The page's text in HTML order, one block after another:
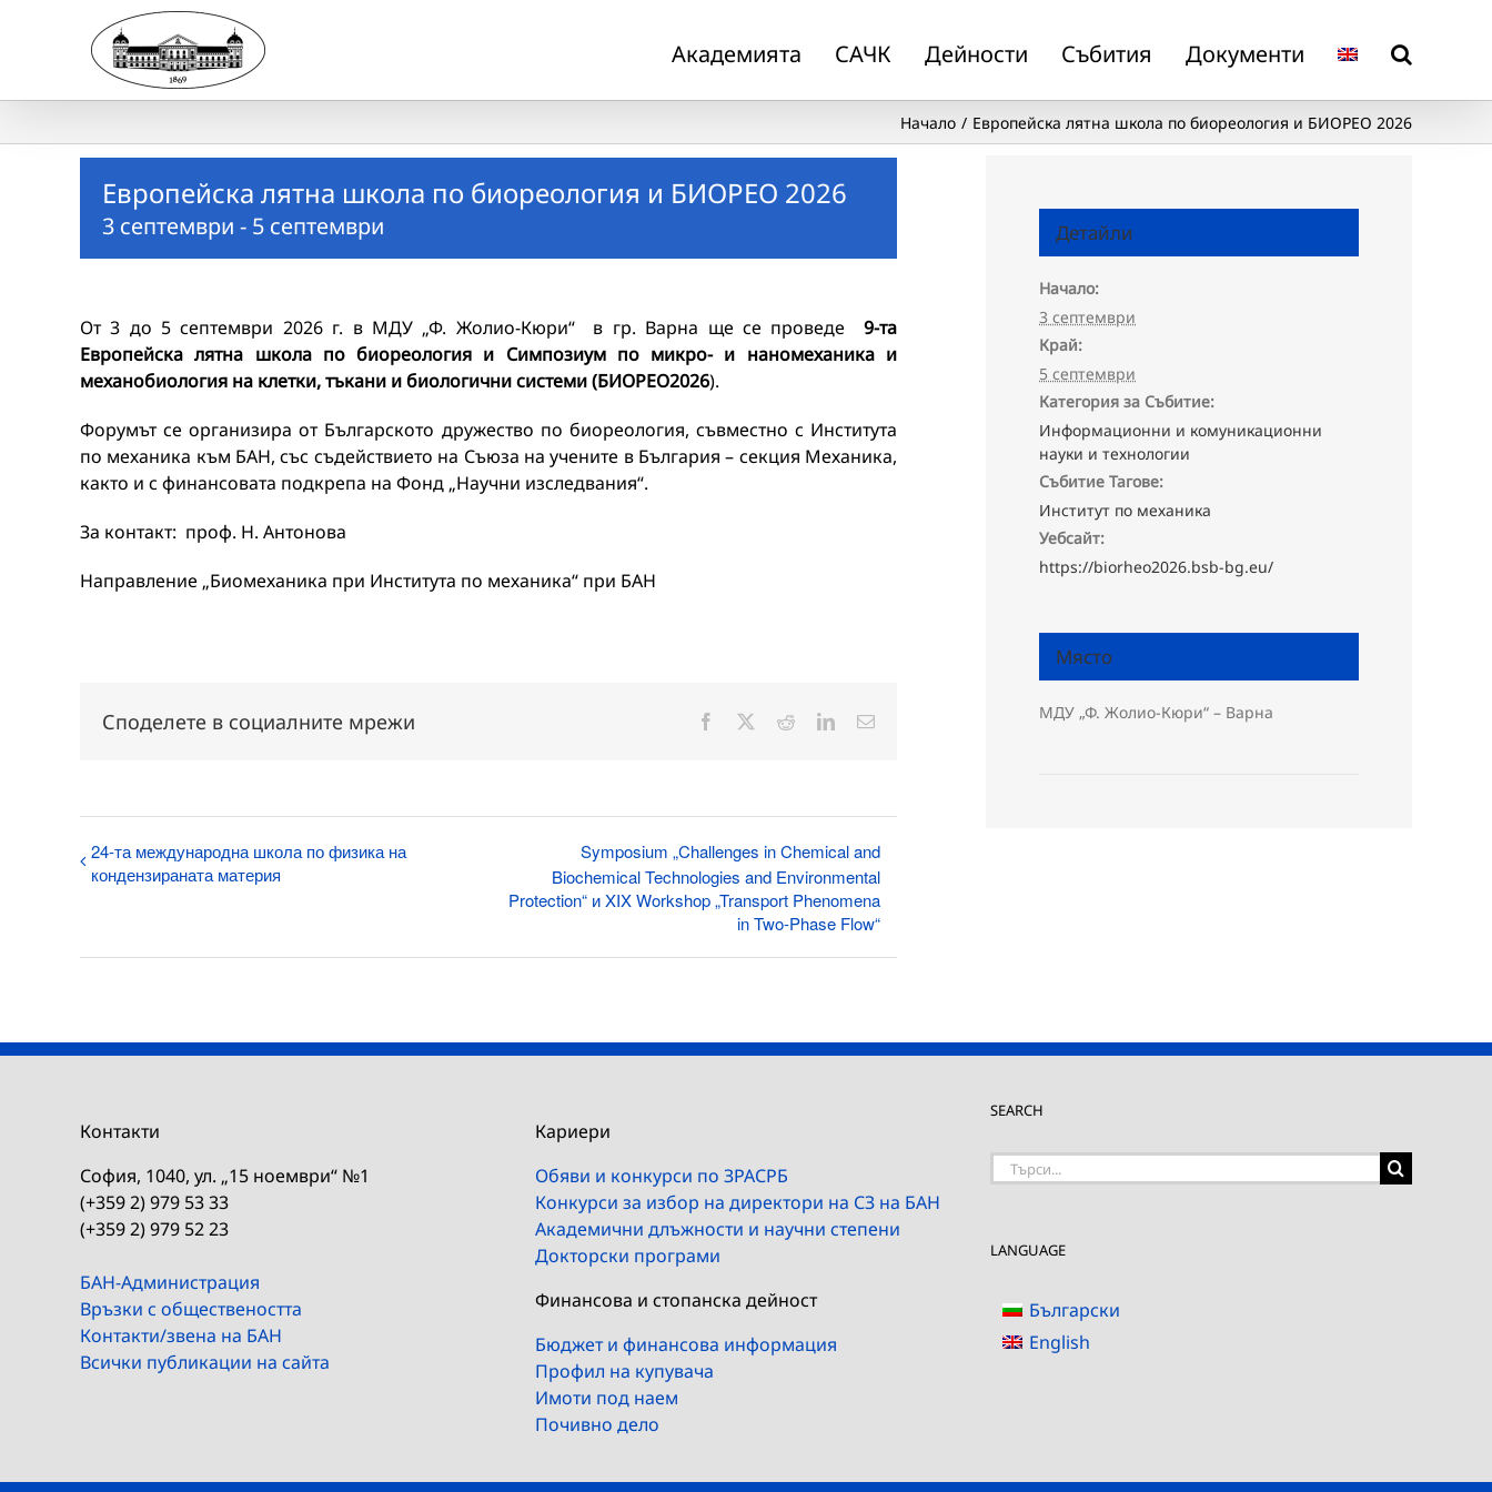
Академията САЧК Дейности Събития Документи
Начало Европейска лятна школа по биореология и БИОРЕО 2026
Европейска лятна школа по биореология и БИОРЕО 2026
3 септември - 5 септември
От 3 до 5 септември 2026 г. в МДУ „Ф. Жолио-Кюри“ в гр. Варна ще се проведе
9-та
Европейска лятна школа по биореология и Симпозиум по микро- и наномеханика и
механобиология на клетки, тъкани и биологични системи (БИОРЕО2026).
Форумът се организира от Българското дружество по биореология, съвместно с Института
по механика към БАН, със съдействието на Съюза на учените в България – секция Механика,
както и с финансовата подкрепа на Фонд „Научни изследвания“.
За контакт: проф. Н. Антонова
Направление „Биомеханика при Института по механика“ при БАН
Споделете в социалните мрежи Facebook RedditLinkedInЕлектронна
24-та международна школа по физика на
кондензираната материя
Symposium „Challenges in Chemical and
Biochemical Technologies and Environmental
Protection“ и XIX Workshop „Transport Phenomena
in Two-Phase Flow“
Детайли
Начало:
3 септември
Край:
5 септември
Категория за Събитие:
Информационни и комуникационни
науки и технологии
Събитие Тагове:
Институт по механика
Уебсайт:
https://biorheo2026.bsb-bg.eu/
Място
МДУ „Ф. Жолио-Кюри“ – Варна
Контакти
София, 1040, ул. „15 ноември“ №1
(+359 2) 979 53 33
(+359 2) 979 52 23
БАН-Администрация
Връзки с обществеността
Контакти/звена на БАН
Всички публикации на сайта
Кариери
Обяви и конкурси по ЗРАСРБ
Конкурси за избор на директори на СЗ на БАН
Академични длъжности и научни степени
Докторски програми
Финансова и стопанска дейност
Бюджет и финансова информация
Профил на купувача
Имоти под наем
Почивно дело
SEARCH
Търсене
LANGUAGE
Български
English